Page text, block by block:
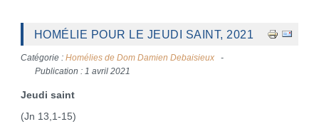
HOMÉLIE POUR LE JEUDI SAINT, 2021
Catégorie : Homélies de Dom Damien Debaisieux
Publication : 1 avril 2021
Jeudi saint
(Jn 13,1-15)